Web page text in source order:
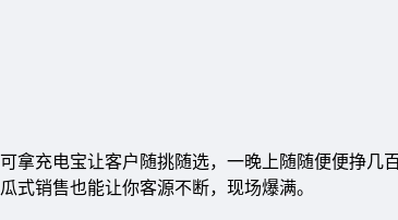
充电宝让客户随挑随选，一晚上随随便便挣几
式销售也能让你客源不断，现场爆满。